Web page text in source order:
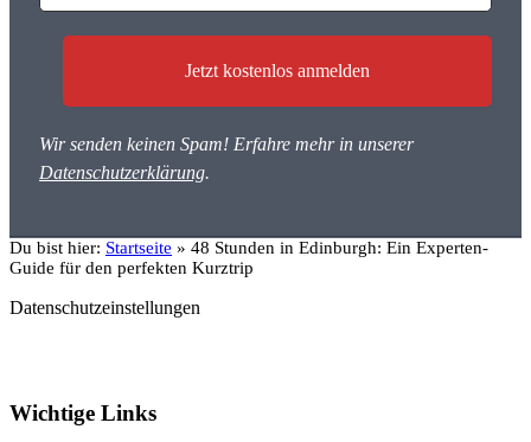
Wir senden keinen Spam! Erfahre mehr in unserer
Datenschutzerklärung.
Du bist hier: Startseite » 48 Stunden in Edinburgh: Ein Experten-
Guide für den perfekten Kurztrip
Datenschutzeinstellungen
Wichtige Links